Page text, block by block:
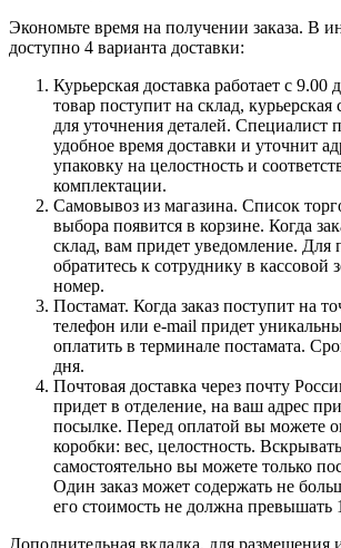
Экономьте время на получении заказа. В
доступно 4 варианта доставки:
Курьерская доставка работает с 9.00
товар поступит на склад, курьерская
для уточнения деталей. Специалист
удобное время доставки и уточнит
упаковку на целостность и
комплектации.
Самовывоз из магазина. Список
выбора появится в корзине. Когда
склад, вам придет уведомление. Для
обратитесь к сотруднику в кассовой
номер.
Постамат. Когда заказ поступит на
телефон или e-mail придет
оплатить в терминале постамата.
дня.
Почтовая доставка через почту
придет в отделение, на ваш адрес
посылке. Перед оплатой вы можете
коробки: вес, целостность.
самостоятельно вы можете только
Один заказ может содержать не
его стоимость не должна превышать
Дополнительная вкладка, для